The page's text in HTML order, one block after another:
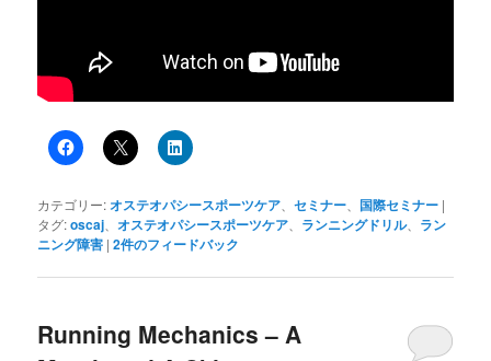
カテゴリー:オステオパシースポーツケア 、セミナー 国際セミナー |
タグ:oscaj 、オステオパシースポーツケア ランニングドリル、 ラン
ニング障害 |2件のフィードバック
Running Mechanics – A